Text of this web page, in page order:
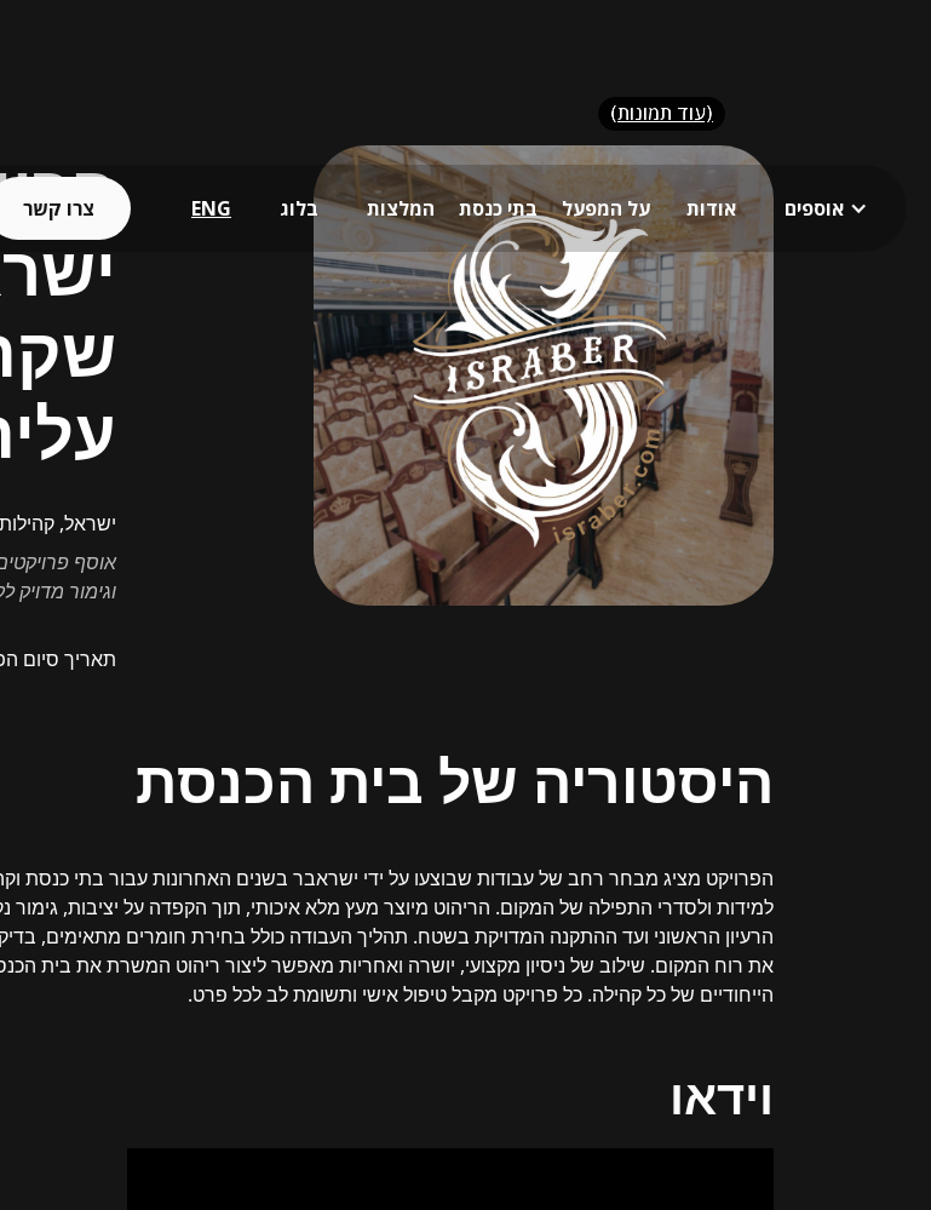
אוספים אודות על המפעל בתי כנסת המלצות בלוג ENG צרו קשר
(עוד תמונות)
ישראל,
אוסף
וגימור
תאריך סיום
היסטוריה של בית הכנסת
הפרויקט מציג מבחר רחב של עבודות שבוצעו על ידי ישראבר בשנים האחרונות עבור בתי כנסת
למידות ולסדרי התפילה של המקום. הריהוט מיוצר מעץ מלא איכותי, תוך הקפדה על יציבות,
הרעיון הראשוני ועד ההתקנה המדויקת בשטח. תהליך העבודה כולל בחירת חומרים מתאימים,
את רוח המקום. שילוב של ניסיון מקצועי, יושרה ואחריות מאפשר ליצור ריהוט המשרת את
הייחודיים של כל קהילה. כל פרויקט מקבל טיפול אישי ותשומת לב לכל פרט.
וידאו